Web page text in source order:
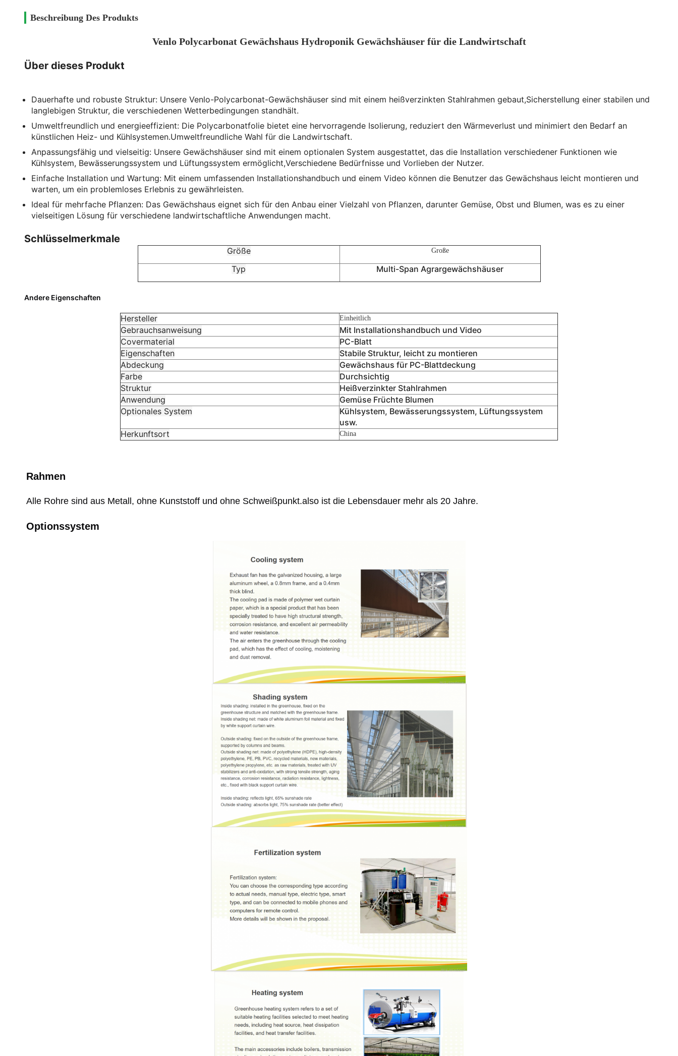
Beschreibung Des Produkts
Venlo Polycarbonat Gewächshaus Hydroponik Gewächshäuser für die Landwirtschaft
Über dieses Produkt
Dauerhafte und robuste Struktur: Unsere Venlo-Polycarbonat-Gewächshäuser sind mit einem heißverzinkten Stahlrahmen gebaut,Sicherstellung einer stabilen und
langlebigen Struktur, die verschiedenen Wetterbedingungen standhält.
Umweltfreundlich und energieeffizient: Die Polycarbonatfolie bietet eine hervorragende Isolierung, reduziert den Wärmeverlust und minimiert den Bedarf an
künstlichen Heiz- und Kühlsystemen.Umweltfreundliche Wahl für die Landwirtschaft.
Anpassungsfähig und vielseitig: Unsere Gewächshäuser sind mit einem optionalen System ausgestattet, das die Installation verschiedener Funktionen wie
Kühlsystem, Bewässerungssystem und Lüftungssystem ermöglicht,Verschiedene Bedürfnisse und Vorlieben der Nutzer.
Einfache Installation und Wartung: Mit einem umfassenden Installationshandbuch und einem Video können die Benutzer das Gewächshaus leicht montieren und
warten, um ein problemloses Erlebnis zu gewährleisten.
Ideal für mehrfache Pflanzen: Das Gewächshaus eignet sich für den Anbau einer Vielzahl von Pflanzen, darunter Gemüse, Obst und Blumen, was es zu einer
vielseitigen Lösung für verschiedene landwirtschaftliche Anwendungen macht.
Schlüsselmerkmale
Größe Große
Typ Multi-Span Agrargewächshäuser
Andere Eigenschaften
Hersteller Einheitlich
Gebrauchsanweisung
Mit Installationshandbuch und Video
Covermaterial
PC-Blatt
Eigenschaften
Stabile Struktur, leicht zu montieren
Abdeckung
Gewächshaus für PC-Blattdeckung
Farbe
Durchsichtig
Struktur
Heißverzinkter Stahlrahmen
Anwendung
Gemüse Früchte Blumen
Optionales System
Kühlsystem, Bewässerungssystem, Lüftungssystem
usw.
Herkunftsort
China
Rahmen
Alle Rohre sind aus Metall, ohne Kunststoff und ohne Schweißpunkt.also ist die Lebensdauer mehr als 20 Jahre.
Optionssystem